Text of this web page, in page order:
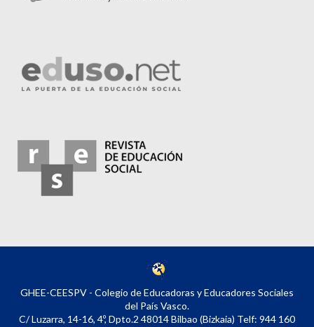
GHEE-CEESPV - Colegio de Educadoras y Educadores Sociales
del País Vasco.
C/ Luzarra, 14-16, 4º, Dpto.2 48014 Bilbao (Bizkaia) Telf: 944 160